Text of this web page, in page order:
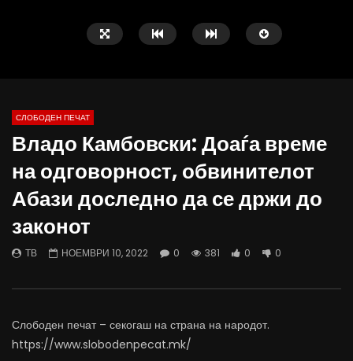
Вести на „Слободен Печат“
07.08.2026
АВГУСТ 7, 2026
0
1K
06.08.2026
СЛОБОДЕН ПЕЧАТ
Владо Камбовски: Доаѓа време
на одговорност, обвинителот
Абази доследно да се држи до
законот
ТВ НОЕМВРИ 10, 2022 0 381 0 0
Слободен печат – секогаш на страна на народот.
https://www.slobodenpecat.mk/